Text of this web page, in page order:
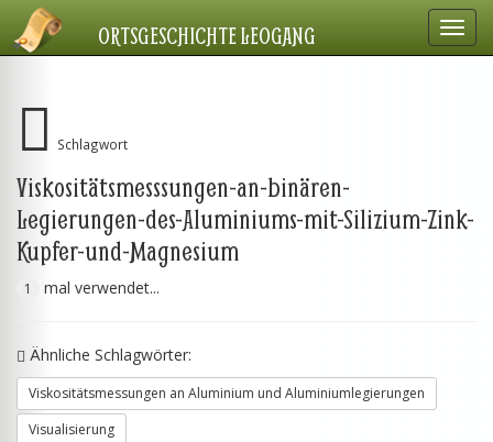
ORTSGESCHICHTE LEOGANG
Schlagwort
Viskositätsmesssungen-an-binären-
Legierungen-des-Aluminiums-mit-Silizium-Zink-
Kupfer-und-Magnesium
1 mal verwendet...
Ähnliche Schlagwörter:
Viskositätsmessungen an Aluminium und Aluminiumlegierungen
Visualisierung